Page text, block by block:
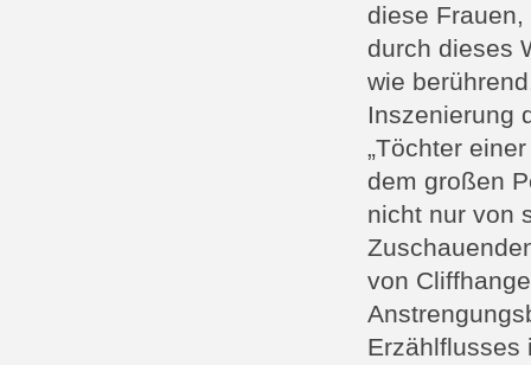
diese
durch dieses
wie
Inszenierung
„Töchter
dem großen
nicht nur von
von
Erzählflusses